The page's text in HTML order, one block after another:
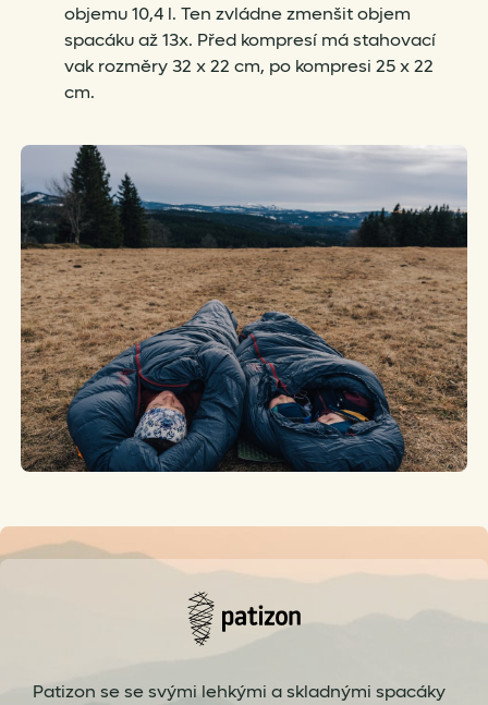
objemu 10,4 l. Ten zvládne zmenšit objem
spacáku až 13x. Před kompresí má stahovací
vak rozměry 32 x 22 cm, po kompresi 25 x 22
cm.
Patizon se se svými lehkými a skladnými spacáky